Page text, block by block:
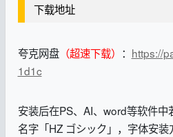
下载地址
夸克网盘（超速下载） ： https://
1d1c
安装后在PS、AI、word等软件
名字「HZ ゴシック」，字体安装